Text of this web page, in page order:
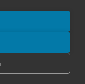
University.